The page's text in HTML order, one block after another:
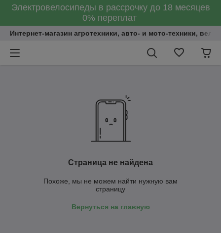
Электровелосипеды в рассрочку до 18 месяцев
0% переплат
Интернет-магазин агротехники, авто- и мото-техники,
Страница не найдена
Похоже, мы не можем найти нужную вам
страницу
Вернуться на главную